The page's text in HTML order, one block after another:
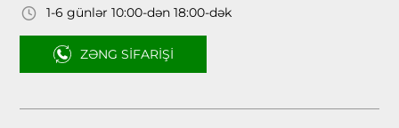
1-6 günlər 10:00-dən 18:00-dək
ZƏNG SIFARIŞI